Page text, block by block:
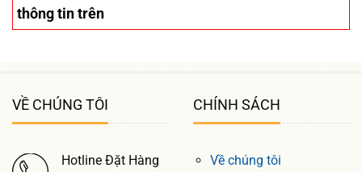
thông tin trên
VỀ CHÚNG TÔI
Hotline Đặt Hàng
CHÍNH SÁCH
Về chúng tôi